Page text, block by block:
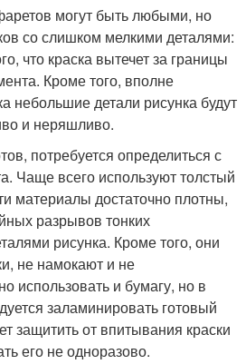
могут быть любыми, но
со слишком мелкими деталями:
что краска вытечет за границы
Кроме того, вполне
небольшие детали рисунка будут
и неряшливо.
потребуется определиться с
Чаще всего используют толстый
материалы достаточно плотны,
разрывов тонких
рисунка. Кроме того, они
не намокают и не
использовать и бумагу, но в
заламинировать готовый
защитить от впитывания краски
его не одноразово.